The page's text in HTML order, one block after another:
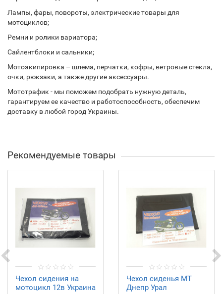
Лампы, фары, повороты, электрические товары для
мотоциклов;
Ремни и ролики вариатора;
Сайлентблоки и сальники;
Мотоэкипировка – шлема, перчатки, кофры, ветровые стекла,
очки, рюкзаки, а также другие аксессуары.
Мототрафик - мы поможем подобрать нужную деталь,
гарантируем ее качество и работоспособность, обеспечим
доставку в любой город Украины.
Рекомендуемые товары
Чехол сидения на
мотоцикл 12в Украина
Чехол сиденья МТ
Днепр Урал